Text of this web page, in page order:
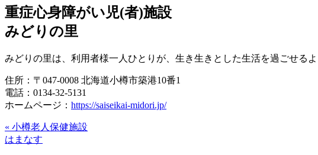
重症心身障がい児(者)施設
みどりの里
みどりの里は、利用者様一人ひとりが、生き生きとした生活を過ごせる
住所：〒047-0008 北海道小樽市築港10番1
電話：0134-32-5131
ホームページ： https://saiseikai-midori.jp/
« 小樽老人保健施設
はまなす